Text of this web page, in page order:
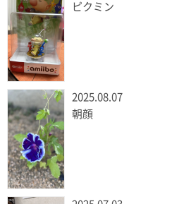
ピクミン
2025.08.07
朝顔